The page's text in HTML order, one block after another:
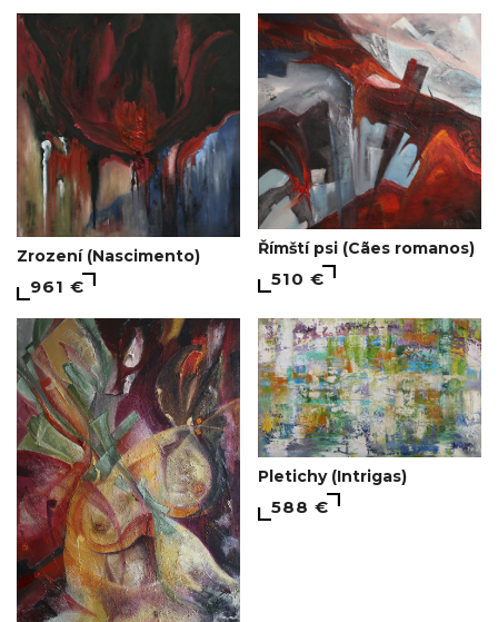
Zrození (Nascimento)
961 €
Římští psi (Cães romanos)
510 €
Pletichy (Intrigas)
588 €